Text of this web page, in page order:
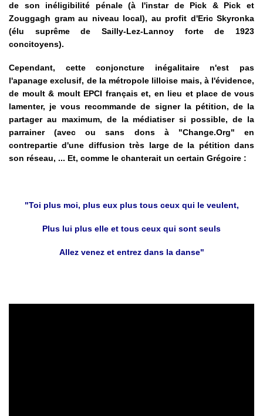
de son inéligibilité pénale (à l'instar de Pick & Pick et
Zouggagh gram au niveau local), au profit d'Eric Skyronka
(élu suprême de Sailly-Lez-Lannoy forte de 1923
concitoyens).
Cependant, cette conjoncture inégalitaire n'est pas
l'apanage exclusif, de la métropole lilloise mais, à l'évidence,
de moult & moult EPCI français et, en lieu et place de vous
lamenter, je vous recommande de signer la pétition, de la
partager au maximum, de la médiatiser si possible, de la
parrainer (avec ou sans dons à "Change.Org" en
contrepartie d'une diffusion très large de la pétition dans
son réseau, ... Et, comme le chanterait un certain Grégoire :
"Toi plus moi, plus eux plus tous ceux qui le veulent,
Plus lui plus elle et tous ceux qui sont seuls
Allez venez et entrez dans la danse"